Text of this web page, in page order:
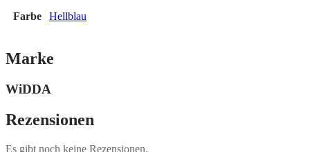
Farbe Hellblau
Marke
WiDDA
Rezensionen
Es gibt noch keine Rezensionen.